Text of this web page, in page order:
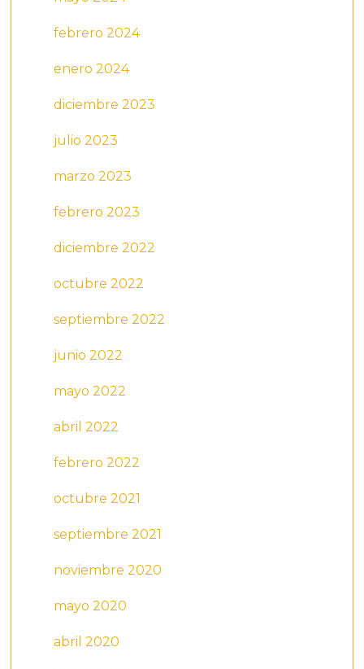
febrero 2024
enero 2024
diciembre 2023
julio 2023
marzo 2023
febrero 2023
diciembre 2022
octubre 2022
septiembre 2022
junio 2022
mayo 2022
abril 2022
febrero 2022
octubre 2021
septiembre 2021
noviembre 2020
mayo 2020
abril 2020